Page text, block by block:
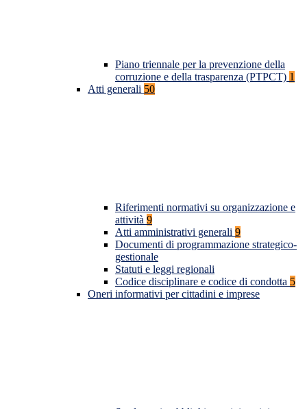
Piano triennale per la prevenzione della
corruzione e della trasparenza (PTPCT) 1
Atti generali 50
Riferimenti normativi su organizzazione e
attività 9
Atti amministrativi generali 9
Documenti di programmazione strategico-
gestionale
Statuti e leggi regionali
Codice disciplinare e codice di condotta 5
Oneri informativi per cittadini e imprese